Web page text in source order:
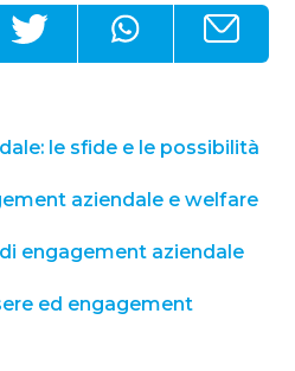
le sfide e le possibilità
aziendale e welfare
engagement aziendale
ed engagement